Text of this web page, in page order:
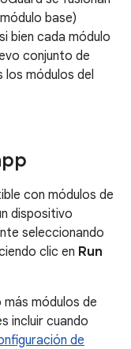
base)
bien cada módulo
conjunto de
los módulos del
con módulos de
dispositivo
seleccionando
clic en Run
módulos de
incluir cuando
de